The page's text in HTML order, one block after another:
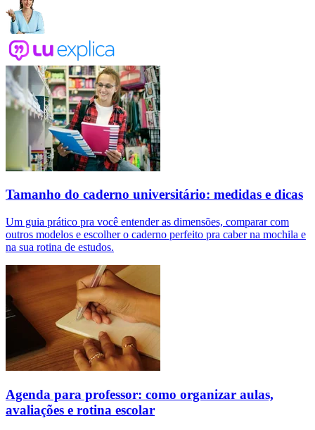
Tamanho do caderno universitário: medidas e dicas
Um guia prático pra você entender as dimensões, comparar com
outros modelos e escolher o caderno perfeito pra caber na mochila e
na sua rotina de estudos.
Agenda para professor: como organizar aulas,
avaliações e rotina escolar